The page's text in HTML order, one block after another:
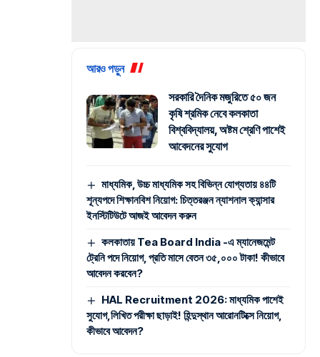
আরও পড়ুন
সরকারি দৈনিক মজুরিতে ৫০ জন
কৃষি শ্রমিক নেবে কলকাতা
বিশ্ববিদ্যালয়, অষ্টম শ্রেণি পাশেই
আবেদনের সুযোগ
মাধ্যমিক, উচ্চ মাধ্যমিক সহ বিভিন্ন যোগ্যতায় ৪৪টি
শূন্যপদে শিক্ষানবিশ নিয়োগ: চিত্তরঞ্জন ন্যাশনাল ক্যান্সার
ইনস্টিটিউটে আজই আবেদন করুন
কলকাতায় Tea Board India -এ ম্যানেজমেন্ট
ট্রেনি পদে নিয়োগ, প্রতি মাসে বেতন ৩৫,০০০ টাকা! কীভাবে
আবেদন করবেন?
HAL Recruitment 2026: মাধ্যমিক পাশেই
সুযোগ,লিখিত পরীক্ষা ছাড়াই! হিন্দুস্থান আরোনটিক্সে নিয়োগ,
কীভাবে আবেদন?